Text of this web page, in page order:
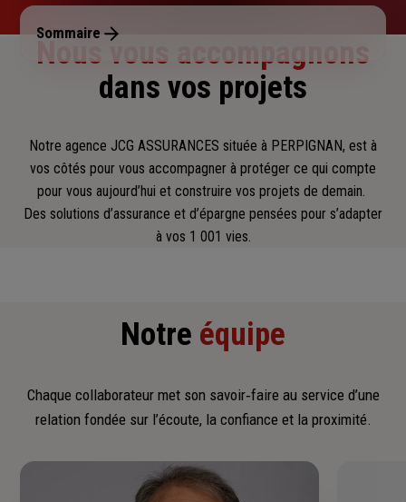
Dimanche : Fermé
Sommaire
Nous vous accompagnons
dans vos projets
Notre agence JCG ASSURANCES située à PERPIGNAN, est à
vos côtés pour vous accompagner à protéger ce qui compte
pour vous aujourd’hui et construire vos projets de demain.
Des solutions d’assurance et d’épargne pensées pour s’adapter
à vos 1 001 vies.
Notre équipe
Chaque collaborateur met son savoir‑faire au service d’une
relation fondée sur l’écoute, la confiance et la proximité.